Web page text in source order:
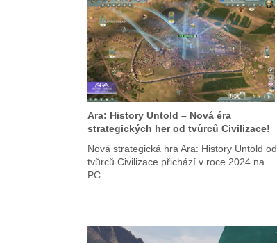
Ara: History Untold – Nová éra
strategických her od tvůrců Civilizace!
Nová strategická hra Ara: History Untold od
tvůrců Civilizace přichází v roce 2024 na
PC.